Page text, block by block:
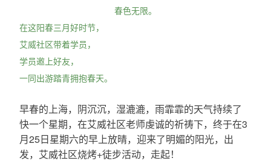
春色无限。
在这阳春三月好时节，
艾威社区带着学员，
学员邀上好友，
一同出游踏青拥抱春天。
早春的上海，阴沉沉，湿漉漉，雨霏霏的天气持续了
快一个星期，在艾威社区老师虔诚的祈祷下，终于在3
月25日星期六的早上放晴，迎来了明媚的阳光，出
发，艾威社区烧烤+徒步活动，走起！